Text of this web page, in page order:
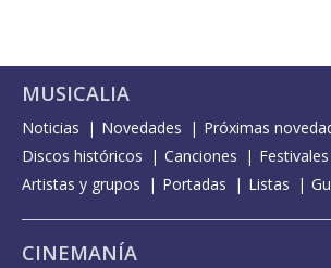
MUSICALIA
Noticias Novedades
Próximas
Discos históricos
Canciones Festivales
Artistas y grupos
Portadas Listas
CINEMANÍA